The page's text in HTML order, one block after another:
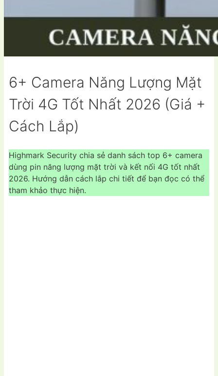
6+ Camera Năng Lượng Mặt
Trời 4G Tốt Nhất 2026 (Giá +
Cách Lắp)
Highmark Security chia sẻ danh sách top 6+ camera
dùng pin năng lượng mặt trời và kết nối 4G tốt nhất
2026. Hướng dẫn cách lắp chi tiết để bạn đọc có thể
tham khảo thực hiện.